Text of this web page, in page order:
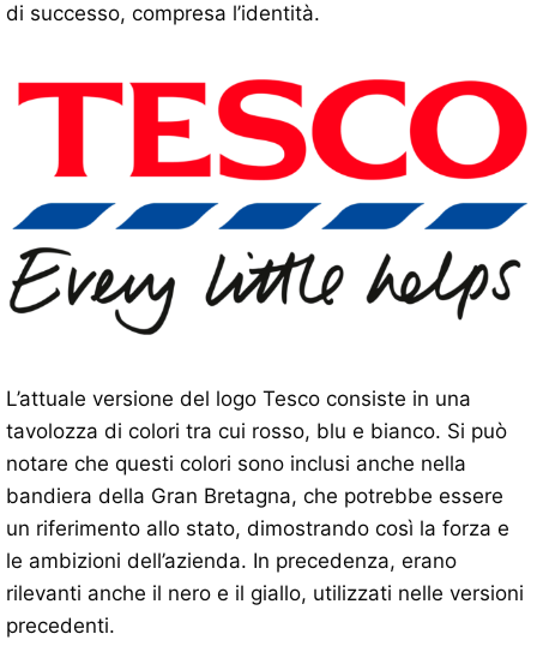
di successo, compresa l’identità.
L’attuale versione del logo Tesco consiste in una
tavolozza di colori tra cui rosso, blu e bianco. Si può
notare che questi colori sono inclusi anche nella
bandiera della Gran Bretagna, che potrebbe essere
un riferimento allo stato, dimostrando così la forza e
le ambizioni dell’azienda. In precedenza, erano
rilevanti anche il nero e il giallo, utilizzati nelle versioni
precedenti.